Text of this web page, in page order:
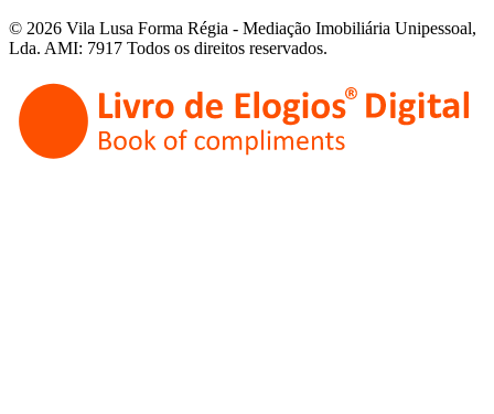
© 2026 Vila Lusa Forma Régia - Mediação Imobiliária Unipessoal,
Lda. AMI: 7917 Todos os direitos reservados.